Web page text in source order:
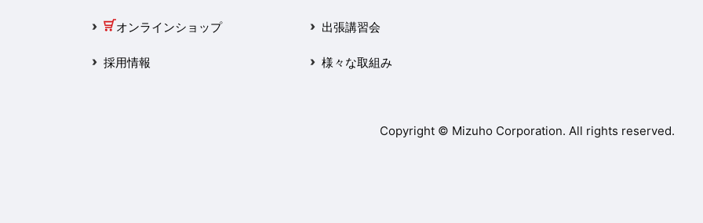
2024年11月
2024年10月
オンラインショップ
採用情報
出張講習会
様々な取組み
Copyright © Mizuho Corporation. All rights reserved.